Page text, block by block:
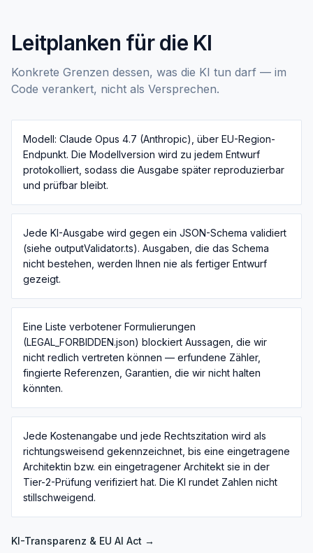
Leitplanken für die KI
Konkrete Grenzen dessen, was die KI tun darf — im
Code verankert, nicht als Versprechen.
Modell: Claude Opus 4.7 (Anthropic), über EU-Region-
Endpunkt. Die Modellversion wird zu jedem Entwurf
protokolliert, sodass die Ausgabe später reproduzierbar
und prüfbar bleibt.
Jede KI-Ausgabe wird gegen ein JSON-Schema validiert
(siehe outputValidator.ts). Ausgaben, die das Schema
nicht bestehen, werden Ihnen nie als fertiger Entwurf
gezeigt.
Eine Liste verbotener Formulierungen
(LEGAL_FORBIDDEN.json) blockiert Aussagen, die wir
nicht redlich vertreten können — erfundene Zähler,
fingierte Referenzen, Garantien, die wir nicht halten
könnten.
Jede Kostenangabe und jede Rechtszitation wird als
richtungsweisend gekennzeichnet, bis eine eingetragene
Architektin bzw. ein eingetragener Architekt sie in der
Tier-2-Prüfung verifiziert hat. Die KI rundet Zahlen nicht
stillschweigend.
KI-Transparenz & EU AI Act →